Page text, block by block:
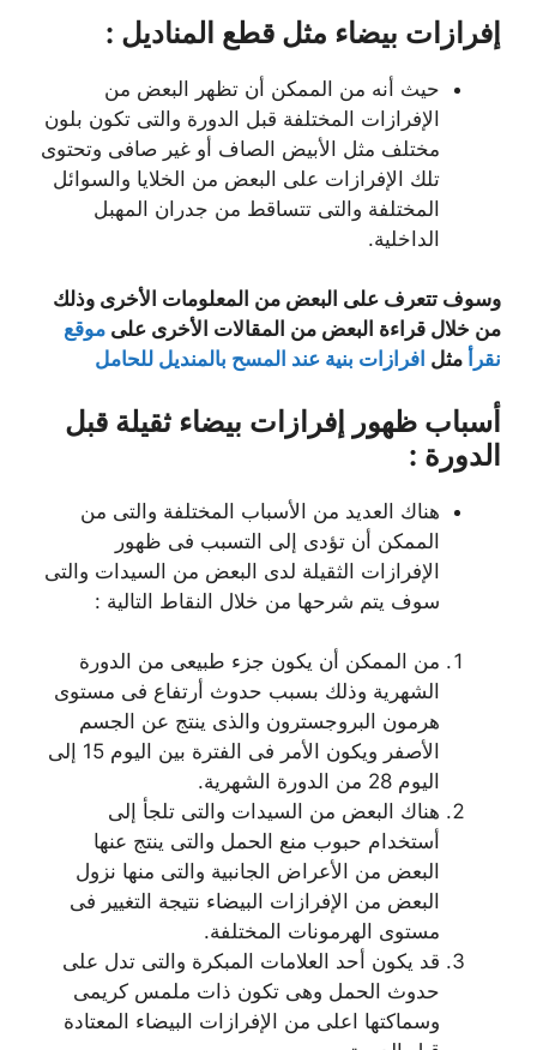
إفرازات بيضاء مثل قطع المناديل :
حيث أنه من الممكن أن تظهر البعض من
الإفرازات المختلفة قبل الدورة والتى تكون بلون
مختلف مثل الأبيض الصاف أو غير صافى وتحتوى
تلك الإفرازات على البعض من الخلايا والسوائل
المختلفة والتى تتساقط من جدران المهبل
الداخلية.
وسوف تتعرف على البعض من المعلومات الأخرى وذلك
من خلال قراءة البعض من المقالات الأخرى على موقع
نقرأ
مثل افرازات بنية عند المسح بالمنديل للحامل
أسباب ظهور إفرازات بيضاء ثقيلة قبل
الدورة :
هناك العديد من الأسباب المختلفة والتى من
الممكن أن تؤدى إلى التسبب فى ظهور
الإفرازات الثقيلة لدى البعض من السيدات والتى
سوف يتم شرحها من خلال النقاط التالية :
من الممكن أن يكون جزء طبيعى من الدورة
الشهرية وذلك بسبب حدوث أرتفاع فى مستوى
هرمون البروجسترون والذى ينتج عن الجسم
الأصفر ويكون الأمر فى الفترة بين اليوم 15 إلى
اليوم 28 من الدورة الشهرية.
هناك البعض من السيدات والتى تلجأ إلى
أستخدام حبوب منع الحمل والتى ينتج عنها
البعض من الأعراض الجانبية والتى منها نزول
البعض من الإفرازات البيضاء نتيجة التغيير فى
مستوى الهرمونات المختلفة.
قد يكون أحد العلامات المبكرة والتى تدل على
حدوث الحمل وهى تكون ذات ملمس كريمى
وسماكتها اعلى من الإفرازات البيضاء المعتادة